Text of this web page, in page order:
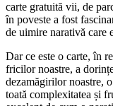
carte gratuită vii, de
în poveste a fost
de uimire narativă care
Dar ce este o carte, în
fricilor noastre, a
dezamăgirilor noastre,
toată complexitatea și